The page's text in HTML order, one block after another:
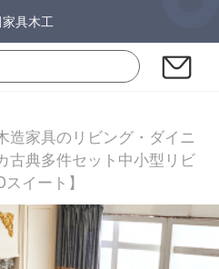
具木工
造家具のリビング・ダイニ
古典多件セット中小型リビ
イート】